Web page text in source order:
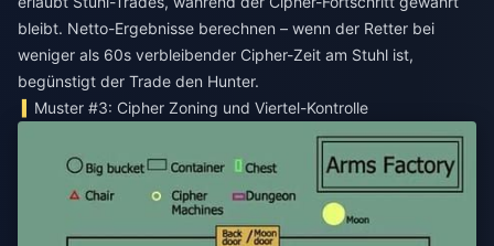
bleibt. Netto-Ergebnisse berechnen – wenn der Retter bei
weniger als 60s verbleibender Cipher-Zeit am Stuhl ist,
begünstigt der Trade den Hunter.
Muster #3: Cipher Zoning und Viertel-Kontrolle